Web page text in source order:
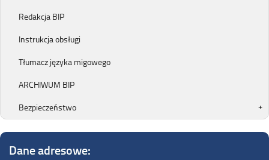
Redakcja BIP
Instrukcja obsługi
Tłumacz języka migowego
ARCHIWUM BIP
Bezpieczeństwo
Dane adresowe: